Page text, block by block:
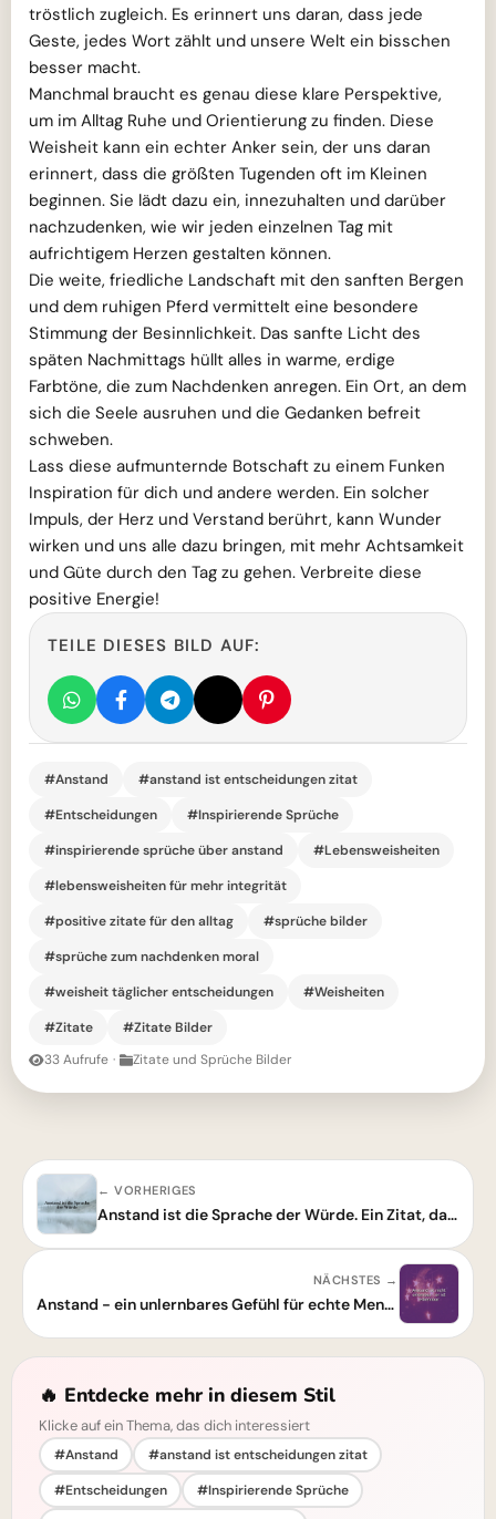
tröstlich zugleich. Es erinnert uns daran, dass jede
Geste, jedes Wort zählt und unsere Welt ein bisschen
besser macht.
Manchmal braucht es genau diese klare Perspektive,
um im Alltag Ruhe und Orientierung zu finden. Diese
Weisheit kann ein echter Anker sein, der uns daran
erinnert, dass die größten Tugenden oft im Kleinen
beginnen. Sie lädt dazu ein, innezuhalten und darüber
nachzudenken, wie wir jeden einzelnen Tag mit
aufrichtigem Herzen gestalten können.
Die weite, friedliche Landschaft mit den sanften Bergen
und dem ruhigen Pferd vermittelt eine besondere
Stimmung der Besinnlichkeit. Das sanfte Licht des
späten Nachmittags hüllt alles in warme, erdige
Farbtöne, die zum Nachdenken anregen. Ein Ort, an dem
sich die Seele ausruhen und die Gedanken befreit
schweben.
Lass diese aufmunternde Botschaft zu einem Funken
Inspiration für dich und andere werden. Ein solcher
Impuls, der Herz und Verstand berührt, kann Wunder
wirken und uns alle dazu bringen, mit mehr Achtsamkeit
und Güte durch den Tag zu gehen. Verbreite diese
positive Energie!
TEILE DIESES BILD AUF:
#Anstand
#anstand ist entscheidungen zitat
#Entscheidungen
#Inspirierende Sprüche
#inspirierende sprüche über anstand
#Lebensweisheiten
#lebensweisheiten für mehr integrität
#positive zitate für den alltag
#sprüche bilder
#sprüche zum nachdenken moral
#weisheit täglicher entscheidungen
#Weisheiten
#Zitate
#Zitate Bilder
33 Aufrufe · Zitate und Sprüche Bilder
← VORHERIGES
Anstand ist die Sprache der Würde. Ein Zitat, das berührt.
NÄCHSTES →
Anstand - ein unlernbares Gefühl für echte Menschen
🔥 Entdecke mehr in diesem Stil
Klicke auf ein Thema, das dich interessiert
#Anstand
#anstand ist entscheidungen zitat
#Entscheidungen
#Inspirierende Sprüche